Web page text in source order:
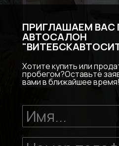
ПРИГЛАШАЕМ ВАС
АВТОСАЛОН
Хотите купить или
пробегом?Оставьте
вами в ближайшее время!